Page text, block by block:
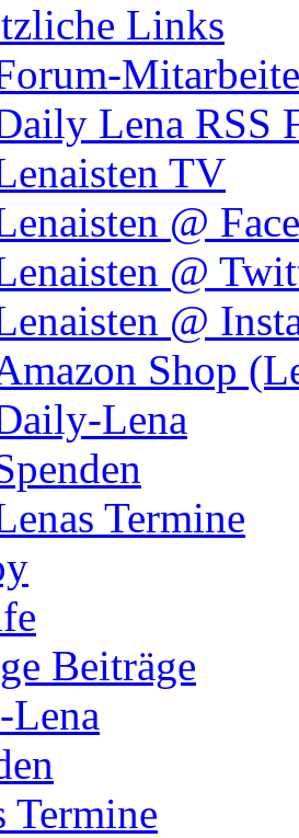
Links
Lena RSS
TV
@
@
@
Shop
Lena
Termine
Beiträge
Termine